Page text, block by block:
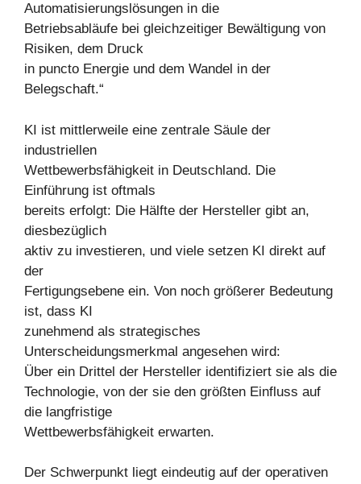
Automatisierungslösungen in die
Betriebsabläufe bei gleichzeitiger Bewältigung von
Risiken, dem Druck
in puncto Energie und dem Wandel in der
Belegschaft.“
KI ist mittlerweile eine zentrale Säule der
industriellen
Wettbewerbsfähigkeit in Deutschland. Die
Einführung ist oftmals
bereits erfolgt: Die Hälfte der Hersteller gibt an,
diesbezüglich
aktiv zu investieren, und viele setzen KI direkt auf
der
Fertigungsebene ein. Von noch größerer Bedeutung
ist, dass KI
zunehmend als strategisches
Unterscheidungsmerkmal angesehen wird:
Über ein Drittel der Hersteller identifiziert sie als die
Technologie, von der sie den größten Einfluss auf
die langfristige
Wettbewerbsfähigkeit erwarten.
Der Schwerpunkt liegt eindeutig auf der operativen